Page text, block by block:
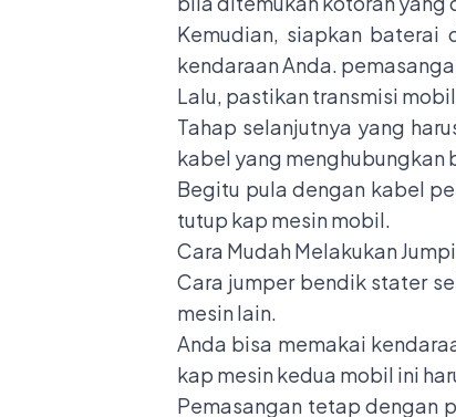
Kemudian, siapkan baterai
kendaraan Anda.
Lalu, pastikan transmisi
Tahap selanjutnya yang
kabel yang
Begitu pula dengan kabel
tutup kap mesin mobil.
Cara Mudah Melakukan
Cara jumper bendik stater
mesin lain.
Anda bisa memakai
kap mesin kedua mobil ini
Pemasangan tetap dengan